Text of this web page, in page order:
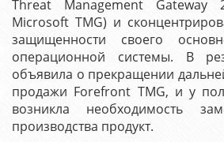
Threat Management Gateway
Microsoft TMG) и
защищенности своего
операционной системы. В
объявила о прекращении
продажи Forefront TMG, и у
возникла необходимость
производства продукт.